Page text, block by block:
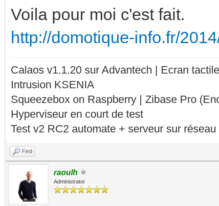
Voila pour moi c'est fait.
http://domotique-info.fr/
Calaos v1.1.20 sur Advantech | Ecran
Intrusion KSENIA
Squeezebox on Raspberry | Zibase Pro
Hyperviseur en court de test
Test v2 RC2 automate + serveur sur
Find
raoulh
Administrator